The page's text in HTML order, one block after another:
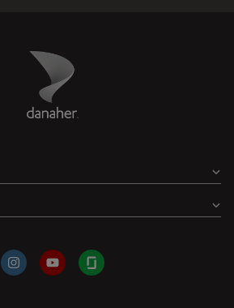
Danaher Logo
InstagramYouTubeGlassdoor